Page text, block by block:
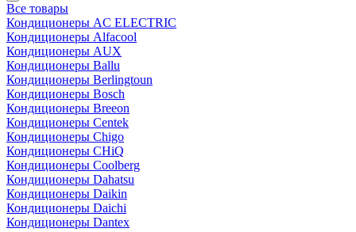
Все товары
Кондиционеры AC ELECTRIC
Кондиционеры Alfacool
Кондиционеры AUX
Кондиционеры Ballu
Кондиционеры Berlingtoun
Кондиционеры Bosch
Кондиционеры Breeon
Кондиционеры Centek
Кондиционеры Chigo
Кондиционеры CHiQ
Кондиционеры Coolberg
Кондиционеры Dahatsu
Кондиционеры Daikin
Кондиционеры Daichi
Кондиционеры Dantex